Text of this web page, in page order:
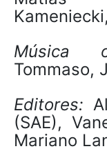
Música
Tommaso,
Editores:
(SAE),
Mariano